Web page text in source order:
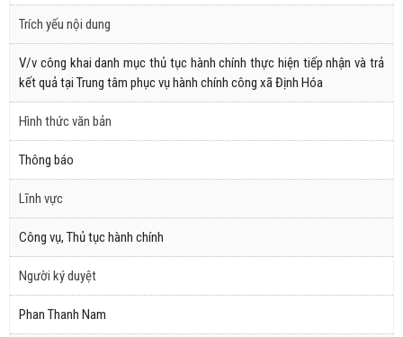
Trích yếu nội dung
V/v công khai danh mục thủ tục hành chính thực hiện tiếp nhận và trả
kết quả tại Trung tâm phục vụ hành chính công xã Định Hóa
Hình thức văn bản
Thông báo
Lĩnh vực
Công vụ, Thủ tục hành chính
Người ký duyệt
Phan Thanh Nam